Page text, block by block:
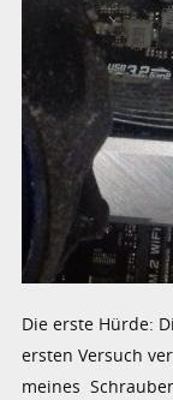
Die erste Hürde:
ersten Versuch
meines